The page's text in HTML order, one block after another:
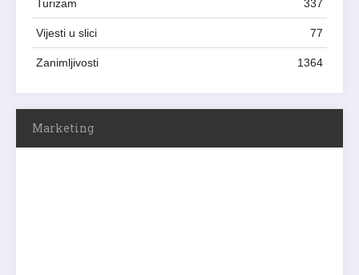
Turizam 337
Vijesti u slici 77
Zanimljivosti 1364
Marketing